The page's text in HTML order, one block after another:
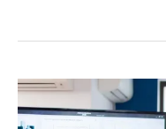
Aplicación
de